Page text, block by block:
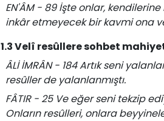
EN'ÂM - 89 İşte onlar,
inkâr etmeyecek bir kavmi ona
1.3 Velî resûllere sohbet
ÂLİ İMRÂN - 184 Artık seni
resûller de yalanlanmıştı.
FÂTIR - 25 Ve eğer seni tekzip
Onların resûlleri, onlara